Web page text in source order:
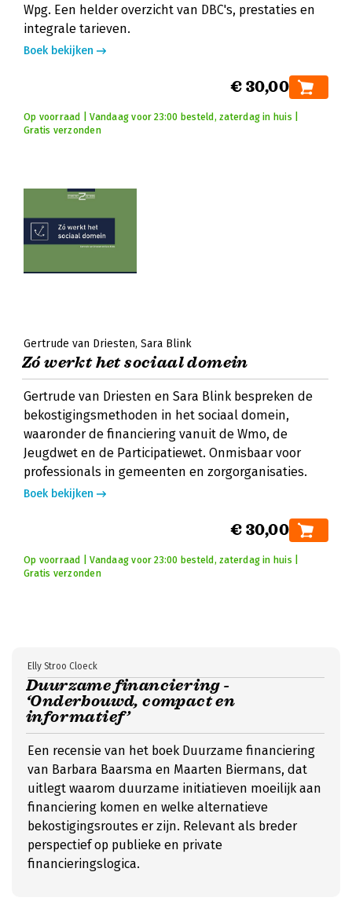
Wpg. Een helder overzicht van DBC's, prestaties en
integrale tarieven.
Boek bekijken
€ 30,00
Op voorraad | Vandaag voor 23:00 besteld, zaterdag in huis |
Gratis verzonden
Gertrude van Driesten Sara Blink
Zó werkt het sociaal domein
Gertrude van Driesten en Sara Blink bespreken de
bekostigingsmethoden in het sociaal domein,
waaronder de financiering vanuit de Wmo, de
Jeugdwet en de Participatiewet. Onmisbaar voor
professionals in gemeenten en zorgorganisaties.
Boek bekijken
€ 30,00
Op voorraad | Vandaag voor 23:00 besteld, zaterdag in huis |
Gratis verzonden
Duurzame financiering -
‘Onderbouwd, compact en
informatief’
Elly Stroo Cloeck
Een recensie van het boek Duurzame financiering
van Barbara Baarsma en Maarten Biermans, dat
uitlegt waarom duurzame initiatieven moeilijk aan
financiering komen en welke alternatieve
bekostigingsroutes er zijn. Relevant als breder
perspectief op publieke en private
financieringslogica.